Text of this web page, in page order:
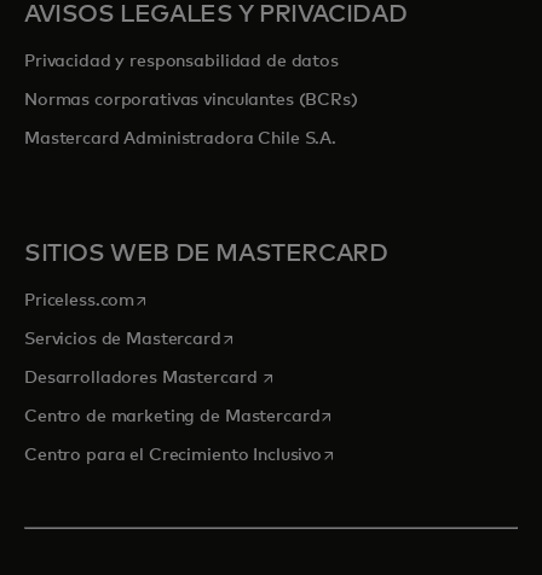
AVISOS LEGALES Y PRIVACIDAD
Privacidad y responsabilidad de datos
Normas corporativas vinculantes (BCRs)
Mastercard Administradora Chile S.A.
SITIOS WEB DE MASTERCARD
Priceless.com se abre en una pestaña nueva
Servicios de Mastercardse abre en una pestaña nueva
Desarrolladores Mastercard se abre en una pestaña nueva
Centro de marketing de Mastercardse abre en una pestaña
Centro para el Crecimiento Inclusivose abre en una pestaña